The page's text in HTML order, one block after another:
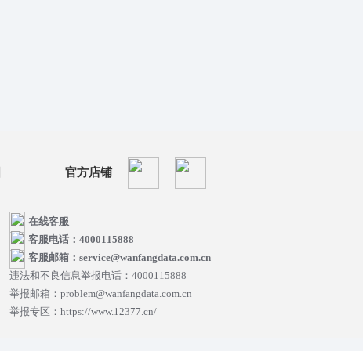
官方店铺
在线客服
客服电话：4000115888
客服邮箱：service@wanfangdata.com.cn
违法和不良信息举报电话：4000115888
举报邮箱：problem@wanfangdata.com.cn
举报专区：https://www.12377.cn/